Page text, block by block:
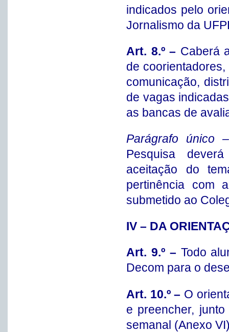
indicados pelo
Jornalismo da
Art. 8.º – Caberá
de
comunicação,
de vagas
as bancas de
Parágrafo único
Pesquisa
aceitação do
pertinência com
submetido ao
IV – DA
Art. 9.º – Todo
Decom para o
Art. 10.º – O
e preencher,
semanal (Anexo